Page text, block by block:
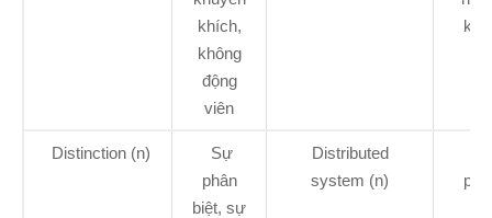
khích,
không
động
viên
Distinction (n)
Sự
phân
biệt, sự
Distributed
system (n)